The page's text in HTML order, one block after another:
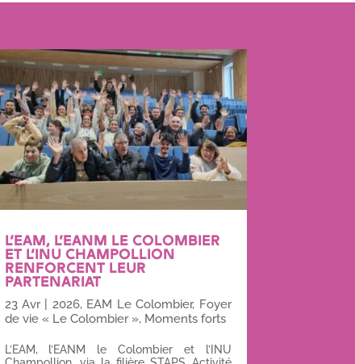
L’EAM, L’EANM LE COLOMBIER
ET L’INU CHAMPOLLION
RENFORCENT LEUR
PARTENARIAT
23 Avr| 2026, EAM Le Colombier, Foyer
de vie « Le Colombier », Moments forts
L’EAM, l’EANM le Colombier et l’INU